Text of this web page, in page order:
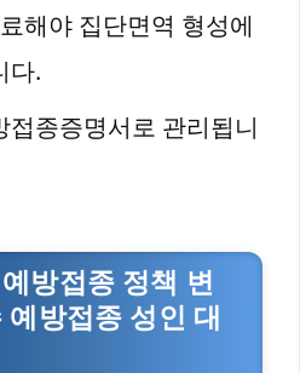
해야 집단면역 형성에
다.
접종증명서로 관리됩니
방접종 정책 변
방접종 성인 대